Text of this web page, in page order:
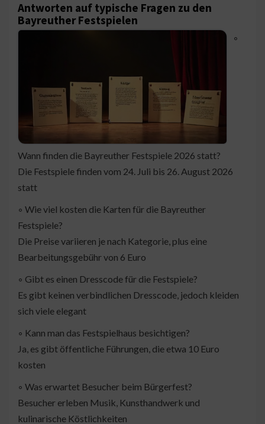
Antworten auf typische Fragen zu den
Bayreuther Festspielen
◦
Wann finden die Bayreuther Festspiele 2026 statt?
Die Festspiele finden vom 24. Juli bis 26. August 2026
statt
◦ Wie viel kosten die Karten für die Bayreuther
Festspiele?
Die Preise variieren je nach Kategorie, plus eine
Bearbeitungsgebühr von 6 Euro
◦ Gibt es einen Dresscode für die Festspiele?
Es gibt keinen verbindlichen Dresscode, jedoch kleiden
sich viele elegant
◦ Kann man das Festspielhaus besichtigen?
Ja, es gibt öffentliche Führungen, die etwa 10 Euro
kosten
◦ Was erwartet Besucher beim Bürgerfest?
Besucher erleben Musik, Kunsthandwerk und
kulinarische Köstlichkeiten